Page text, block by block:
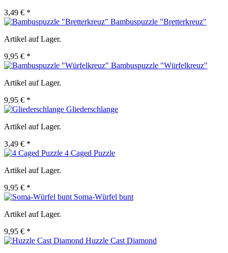
3,49 € *
Bambuspuzzle "Bretterkreuz"
Artikel auf Lager.
9,95 € *
Bambuspuzzle "Würfelkreuz"
Artikel auf Lager.
9,95 € *
Gliederschlange
Artikel auf Lager.
3,49 € *
4 Caged Puzzle
Artikel auf Lager.
9,95 € *
Soma-Würfel bunt
Artikel auf Lager.
9,95 € *
Huzzle Cast Diamond